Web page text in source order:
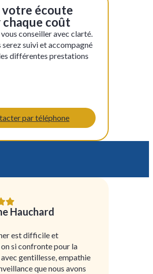
votre écoute
coût
conseiller avec clarté.
serez suivi et accompagné
différentes prestations
par téléphone
Hauchard
est difficile et
si confronte pour la
gentillesse, empathie
que nous avons